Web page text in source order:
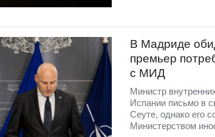
В Мадриде
премьер
с МИД
Министр
Испании письмо в
Сеуте, однако его
Министерством